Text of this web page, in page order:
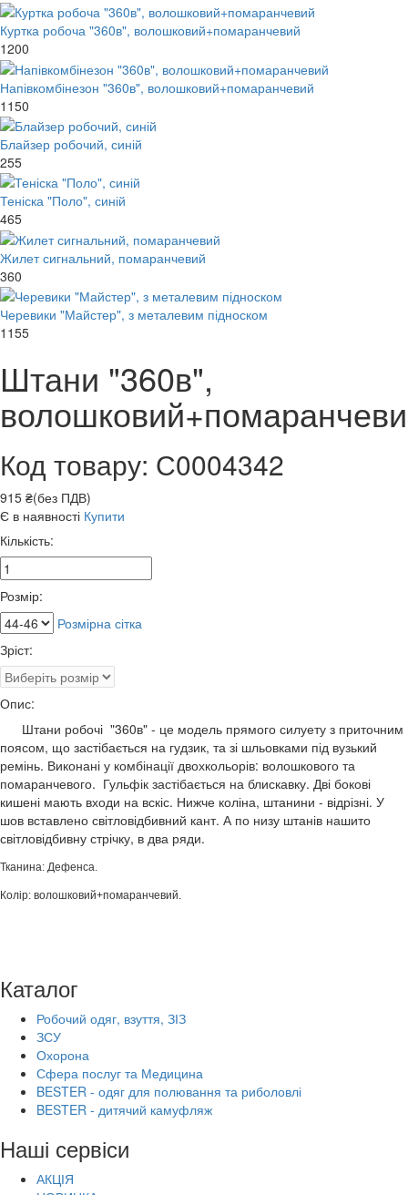
Куртка робоча "360в", волошковий+помаранчевий
1200
Напівкомбінезон "360в", волошковий+помаранчевий
1150
Блайзер робочий, синій
255
Теніска "Поло", синій
465
Жилет сигнальний, помаранчевий
360
Черевики "Майстер", з металевим підноском
1155
Штани "360в",
Код товару: С0004342
915 ₴(без ПДВ)
Є в наявності Купити
Кількість:
Розмір:
Розмірна сітка
Зріст:
Опис:
Штани робочі "360в" - це модель прямого силуету з приточним
поясом, що застібається на гудзик, та зі шльовками під вузький
ремінь. Виконані у комбінації двохкольорів: волошкового та
помаранчевого. Гульфік застібається на блискавку. Дві бокові
кишені мають входи на вскіс. Нижче коліна, штанини - відрізні. У
шов вставлено світловідбивний кант. А по низу штанів нашито
світловідбивну стрічку, в два ряди.
Тканина: Дефенса.
Колір: волошковий+помаранчевий.
Каталог
Робочий одяг, взуття, ЗІЗ
ЗСУ
Охорона
Сфера послуг та Медицина
BESTER - одяг для полювання та риболовлі
BESTER - дитячий камуфляж
Наші сервіси
АКЦІЯ